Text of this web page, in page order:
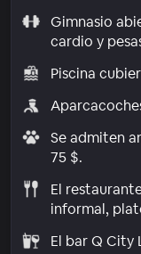
Gimnasio
cardio y
Piscina
Se admiten
75 $.
El
informal,
El bar Q City